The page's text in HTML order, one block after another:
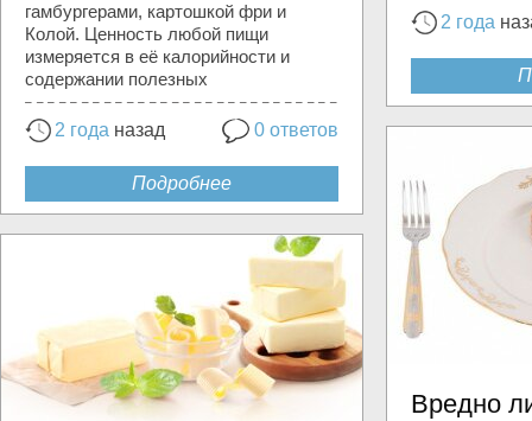
2 года
гамбургерами, картошкой фри и
Колой. Ценность любой пищи
измеряется в её калорийности и
содержании полезных
2 года назад 0 ответов
Подробнее
Вредно